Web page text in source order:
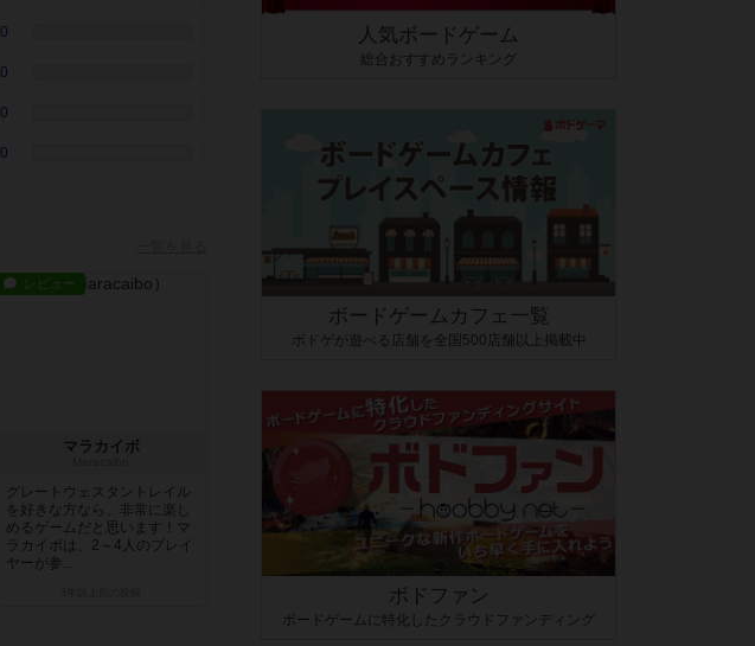
0
0
0
0
レビュー
マラカイボ
グレートウェスタントレイル
を好きな方なら、非常に楽し
めるゲームだと思います！マ
ラカイボは、2～4人のプレイ
ヤーが参...
人気ボードゲーム
総合おすすめランキング
ボードゲームカフェ一覧
ボドゲが遊べる店舗を全国500店舗以上掲載中
ボドファン
ボードゲームに特化したクラウドファンディング